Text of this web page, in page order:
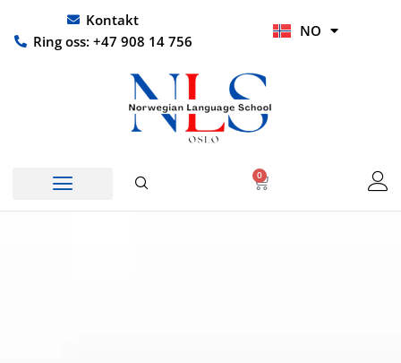
rett
Kontakt
Ring oss: +47 908 14 756
NO
HI
0
Handlekurv